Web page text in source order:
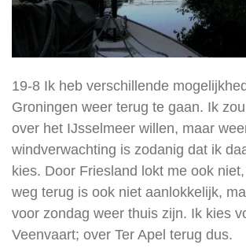
19-8 Ik heb verschillende
Groningen weer terug te gaan. Ik
over het IJsselmeer willen, maar
windverwachting is zodanig dat ik
kies. Door Friesland lokt me ook
weg terug is ook niet aanlokkelijk,
voor zondag weer thuis zijn. Ik kies
Veenvaart; over Ter Apel terug dus.